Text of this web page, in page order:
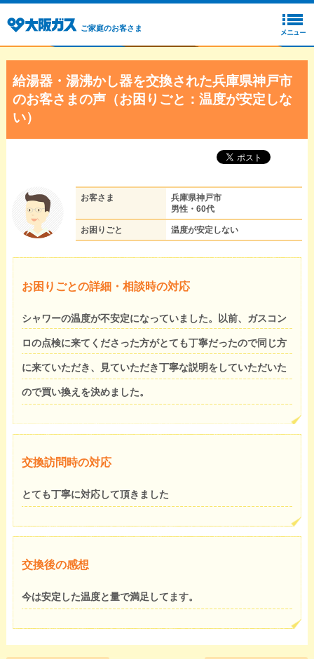
ご家庭のお客さま
給湯器・湯沸かし器を交換された兵庫県神戸市
のお客さまの声（お困りごと：温度が安定しな
い）
お客さま
兵庫県神戸市
男性・60代
お困りごと 温度が安定しない
お困りごとの詳細・相談時の対応
シャワーの温度が不安定になっていました。以前、ガスコン
ロの点検に来てくださった方がとても丁寧だったので同じ方
に来ていただき、見ていただき丁寧な説明をしていただいた
ので買い換えを決めました。
交換訪問時の対応
とても丁寧に対応して頂きました
交換後の感想
今は安定した温度と量で満足してます。